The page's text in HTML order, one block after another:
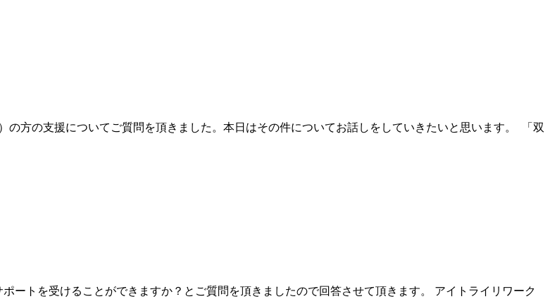
方の支援についてご質問を頂きました。本日はその件についてお話しをしていきたいと思います。 「双
ートを受けることができますか？とご質問を頂きましたので回答させて頂きます。 アイトライリワーク